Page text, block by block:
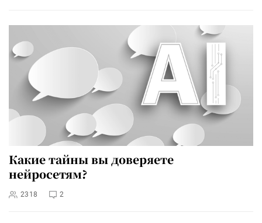
Какие тайны вы доверяете
нейросетям?
2318 2